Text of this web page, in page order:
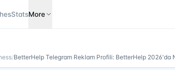
StatsMore
/BetterHelp Telegram Reklam Profili: BetterHelp 2026'da